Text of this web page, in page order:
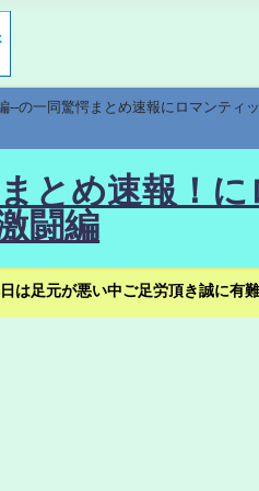
の一同驚愕まとめ速報にロマンティ
とめ速報！に
闘編
足元が悪い中ご足労頂き誠に有難